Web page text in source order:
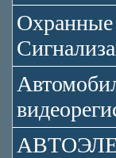
Охранные